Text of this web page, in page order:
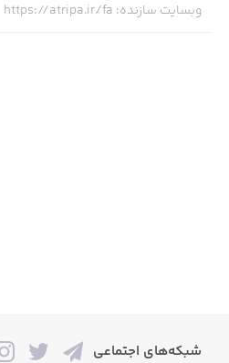
وبسایت سازنده:
https://atripa.ir/fa
شبکه‌های اجتماعی